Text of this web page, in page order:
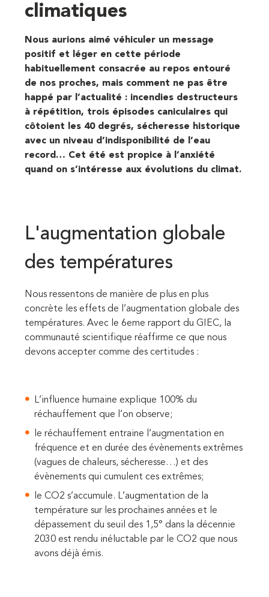
climatiques
Nous aurions aimé véhiculer un message
positif et léger en cette période
habituellement consacrée au repos entouré
de nos proches, mais comment ne pas être
happé par l’actualité : incendies destructeurs
à répétition, trois épisodes caniculaires qui
côtoient les 40 degrés, sécheresse historique
avec un niveau d’indisponibilité de l’eau
record… Cet été est propice à l’anxiété
quand on s’intéresse aux évolutions du climat.
L'augmentation globale
des températures
Nous ressentons de manière de plus en plus
concrète les effets de l’augmentation globale des
températures. Avec le 6eme rapport du GIEC, la
communauté scientifique réaffirme ce que nous
devons accepter comme des certitudes :
L’influence humaine explique 100% du
réchauffement que l’on observe;
le réchauffement entraine l’augmentation en
fréquence et en durée des évènements extrêmes
(vagues de chaleurs, sécheresse…) et des
évènements qui cumulent ces extrêmes;
le CO2 s’accumule. L’augmentation de la
température sur les prochaines années et le
dépassement du seuil des 1,5° dans la décennie
2030 est rendu inéluctable par le CO2 que nous
avons déjà émis.